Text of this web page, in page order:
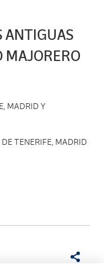
ANTIGUAS
MAJORERO
MADRID Y
DE TENERIFE, MADRID